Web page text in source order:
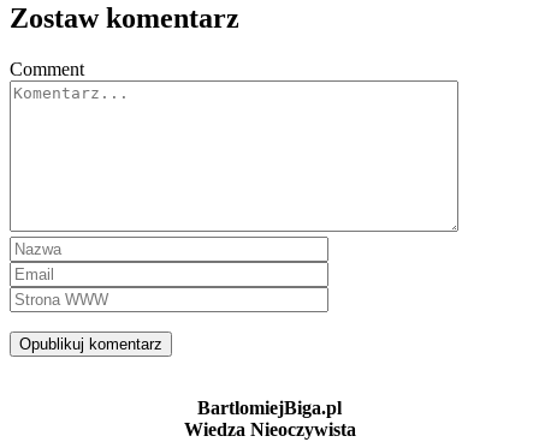
Zostaw komentarz
Comment
BartlomiejBiga.pl
Wiedza Nieoczywista